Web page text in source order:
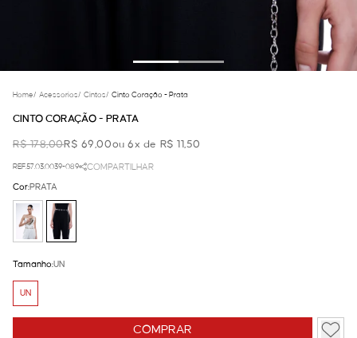
Home/ Acessorios/ Cintos/ Cinto Coração - Prata
CINTO CORAÇÃO - PRATA
R$ 178,00R$ 69,00ou 6x de R$ 11,50
REF.57.03.0039-089 COMPARTILHAR
COMPRAR
Cor:PRATA
Tamanho:UN
UN